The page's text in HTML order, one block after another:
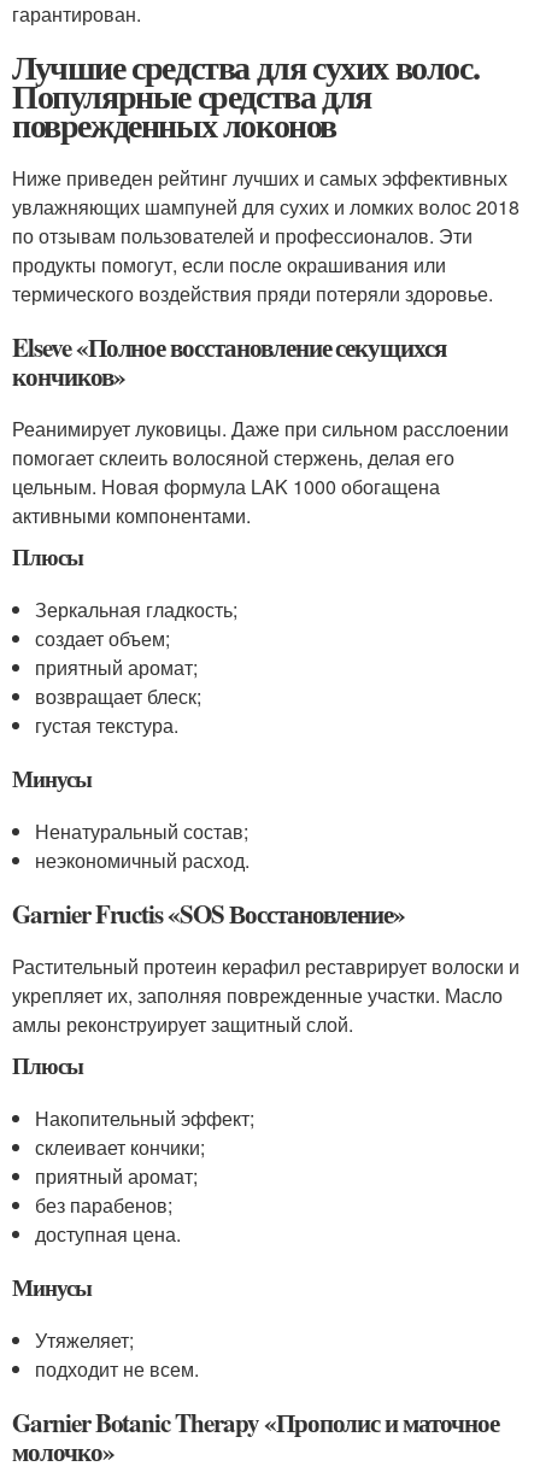
гарантирован.
Лучшие средства для сухих волос.
Популярные средства для
поврежденных локонов
Ниже приведен рейтинг лучших и самых эффективных
увлажняющих шампуней для сухих и ломких волос 2018
по отзывам пользователей и профессионалов. Эти
продукты помогут, если после окрашивания или
термического воздействия пряди потеряли здоровье.
Elseve «Полное восстановление секущихся
кончиков»
Реанимирует луковицы. Даже при сильном расслоении
помогает склеить волосяной стержень, делая его
цельным. Новая формула LAK 1000 обогащена
активными компонентами.
Плюсы
Зеркальная гладкость;
создает объем;
приятный аромат;
возвращает блеск;
густая текстура.
Минусы
Ненатуральный состав;
неэкономичный расход.
Garnier Fructis «SOS Восстановление»
Растительный протеин керафил реставрирует волоски и
укрепляет их, заполняя поврежденные участки. Масло
амлы реконструирует защитный слой.
Плюсы
Накопительный эффект;
склеивает кончики;
приятный аромат;
без парабенов;
доступная цена.
Минусы
Утяжеляет;
подходит не всем.
Garnier Botanic Therapy «Прополис и маточное
молочко»